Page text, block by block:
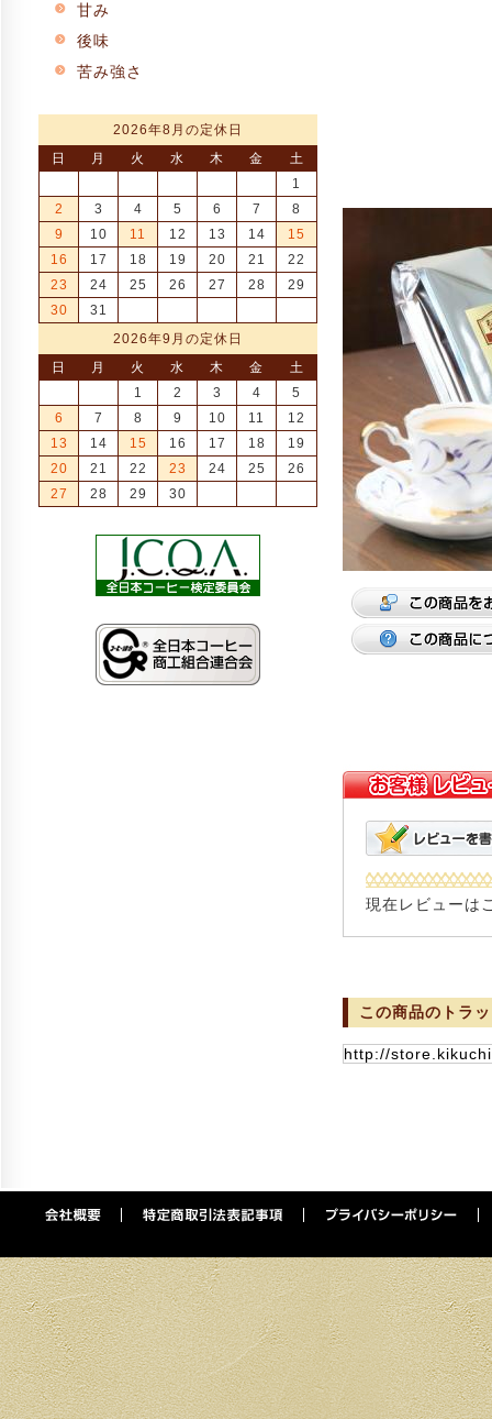
現在レビューは
この商品のトラ
甘み
後味
苦み強さ
2026年8月の定休日
日
月 火 水 木 金
土
1
2
3 4 5 6 7
8
9
10 11 12 13 14
15
16
17 18 19 20 21
22
23
24 25 26 27 28
29
30
31
2026年9月の定休日
日
月 火 水 木 金
土
1
2 3 4
5
6
7 8 9 10 11
12
13
14 15 16 17 18
19
20
21 22 23 24 25
26
27
28 29 30